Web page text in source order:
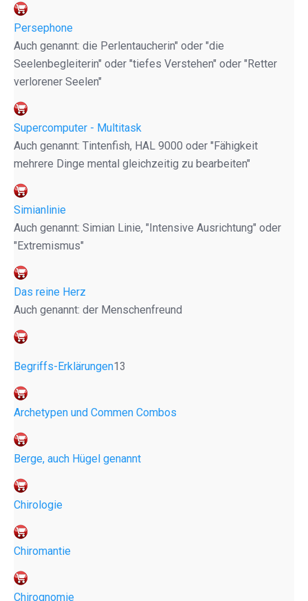
Persephone
Auch genannt: die Perlentaucherin" oder "die
Seelenbegleiterin" oder "tiefes Verstehen" oder "Retter
verlorener Seelen"
Supercomputer - Multitask
Auch genannt: Tintenfish, HAL 9000 oder "Fähigkeit
mehrere Dinge mental gleichzeitig zu bearbeiten"
Simianlinie
Auch genannt: Simian Linie, "Intensive Ausrichtung" oder
"Extremismus"
Das reine Herz
Auch genannt: der Menschenfreund
Begriffs-Erklärungen13
Archetypen und Commen Combos
Berge, auch Hügel genannt
Chirologie
Chiromantie
Chirognomie